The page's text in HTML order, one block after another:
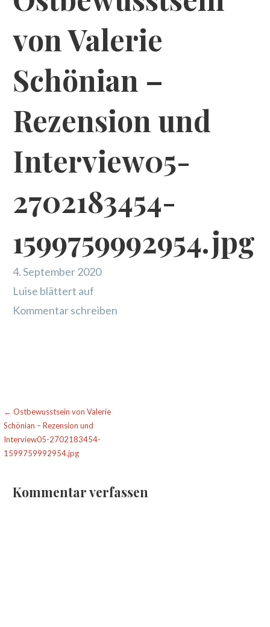
von Valerie
Schönian –
Rezension und
Interview05-
2702183454-
1599759992954.jpg
4. September 2020
Luise blättert auf
Kommentar schreiben
Beitragsnavigation
← Ostbewusstsein von Valerie
Schönian – Rezension und
Interview05-2702183454-
1599759992954.jpg
Kommentar verfassen